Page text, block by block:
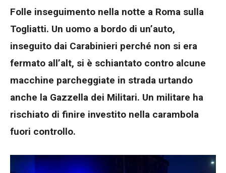
Folle inseguimento nella notte a Roma sulla
Togliatti. Un uomo a bordo di un’auto,
inseguito dai Carabinieri perché non si era
fermato all’alt, si è schiantato contro alcune
macchine parcheggiate in strada urtando
anche la Gazzella dei Militari. Un militare ha
rischiato di finire investito nella carambola
fuori controllo.